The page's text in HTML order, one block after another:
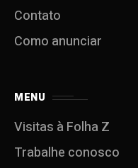
Contato
Como anunciar
MENU
Visitas à Folha Z
Trabalhe conosco